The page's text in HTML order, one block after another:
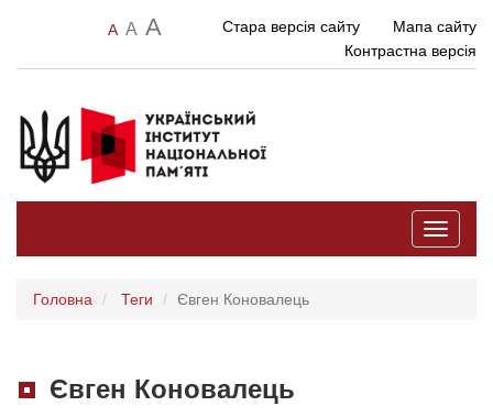
A A A Стара версія сайту
Мапа сайту
Контрастна версія
Toggle
Головна Теги Євген Коновалець
Євген Коновалець